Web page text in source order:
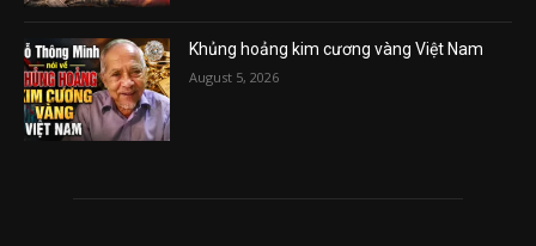
Khủng hoảng kim cương vàng Việt Nam
August 5, 2026